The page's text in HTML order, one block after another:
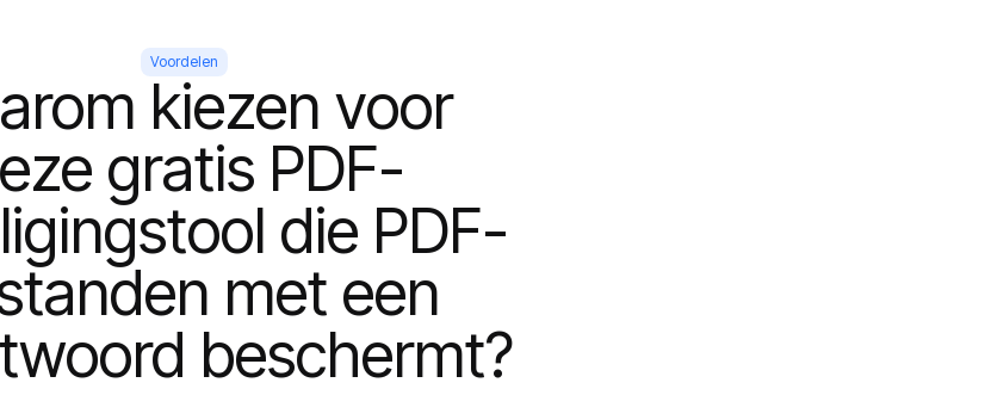
Voordelen
kiezen voor
gratis PDF-
die PDF-
met een
beschermt?